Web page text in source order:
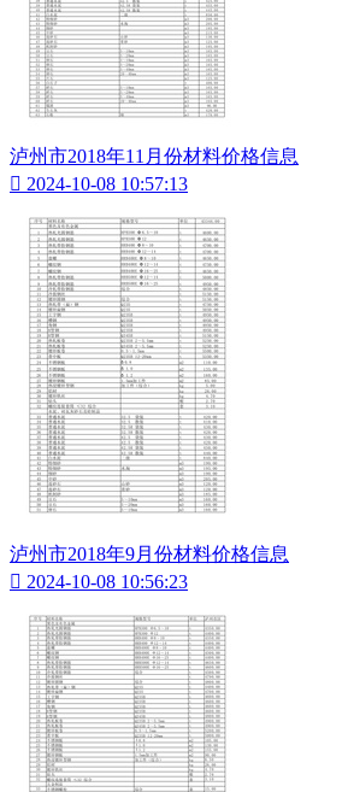
泸州市2018年11月份材料价格信息
 2024-10-08 10:57:13
泸州市2018年9月份材料价格信息
 2024-10-08 10:56:23